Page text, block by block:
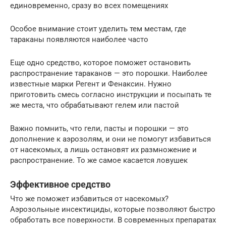
единовременно, сразу во всех помещениях
Особое внимание стоит уделить тем местам, где
тараканы появляются наиболее часто
Еще одно средство, которое поможет остановить
распространение тараканов — это порошки. Наиболее
известные марки Регент и Фенаксин. Нужно
приготовить смесь согласно инструкции и посыпать те
же места, что обрабатывают гелем или пастой
Важно помнить, что гели, пасты и порошки — это
дополнение к аэрозолям, и они не помогут избавиться
от насекомых, а лишь остановят их размножение и
распространение. То же самое касается ловушек
Эффективное средство
Что же поможет избавиться от насекомых?
Аэрозольные инсектициды, которые позволяют быстро
обработать все поверхности. В современных препаратах